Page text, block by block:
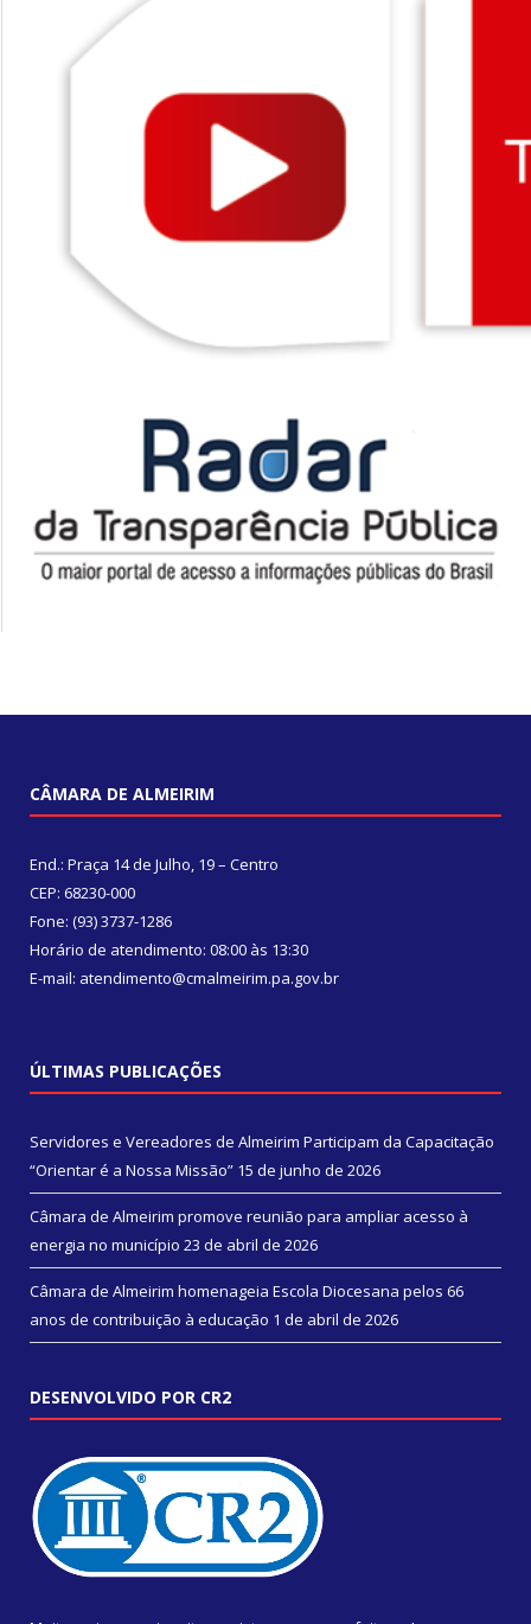
CÂMARA DE ALMEIRIM
End.: Praça 14 de Julho, 19 – Centro
CEP: 68230-000
Fone: (93) 3737-1286
Horário de atendimento: 08:00 às 13:30
E-mail: atendimento@cmalmeirim.pa.gov.br
ÚLTIMAS PUBLICAÇÕES
Servidores e Vereadores de Almeirim Participam da Capacitação
“Orientar é a Nossa Missão” 15 de junho de 2026
Câmara de Almeirim promove reunião para ampliar acesso à
energia no município 23 de abril de 2026
Câmara de Almeirim homenageia Escola Diocesana pelos 66
anos de contribuição à educação 1 de abril de 2026
DESENVOLVIDO POR CR2